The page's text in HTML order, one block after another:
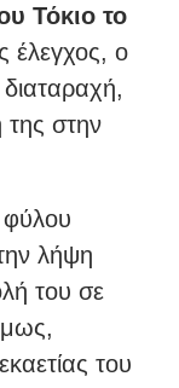
Τόκιο το
έλεγχος, ο
διαταραχή,
στην
φύλου
λήψη
του σε
του